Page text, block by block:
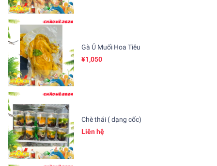
Gà Ủ Muối Hoa Tiêu
¥1,050
Chè thái ( dạng cốc)
Liên hệ